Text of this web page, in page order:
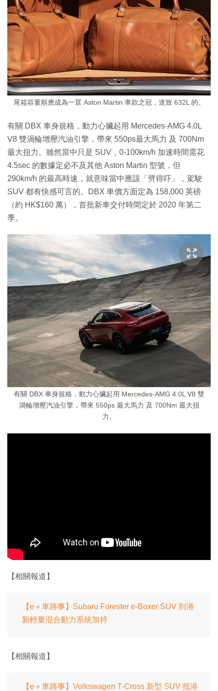
尾箱容量順應成為一眾 Aston Martin 車款之冠，達致 632L 的。
有關 DBX 車身規格，動力心臟起用 Mercedes-AMG 4.0L
V8 雙渦輪增壓汽油引擎，帶來 550ps最大馬力 及 700Nm
最大扭力。雖然當中只是 SUV，0-100km/h 加速時間需花
4.5sec 的數據定必不及其他 Aston Martin 型號，但
290km/h 的最高時速，就意味當中應該「劈得吓」，駕駛
SUV 都有快感可言的。DBX 車價方面定為 158,000 英磅
（約 HK$160 萬），首批新車交付時間定於 2020 年第二
季。
有關 DBX 車身規格，動力心臟起用 Mercedes-AMG 4.0L V8 雙
渦輪增壓汽油引擎，帶來 550ps 最大馬力 及 700Nm 最大扭
力。
【相關報道】
【e＋車路事】Subaru Forester e-Boxer SUV 到港
新輕量混合動力系統加持
【相關報道】
【e＋車路事】Volkswagen T-Cross 新型 SUV 抵港